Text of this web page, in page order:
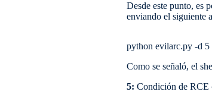
Desde este punto, es
enviando el siguiente
python evilarc.py -d 5
Como se señaló, el
5: Condición de RCE